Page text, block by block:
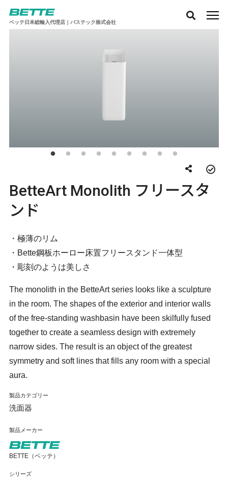
ベッテ日本総輸入代理店｜バステック株式会社
BetteArt Monolith フリースタ
ンド
・極薄のリム
・Bette鋼板ホーロー床置フリースタンド一体型
・彫刻のようは美しさ
The monolith in the BetteArt series looks like a sculpture
in the room. The shapes of the exterior and interior walls
of the free-standing washbasin have been skilfully fused
together to create a seamless design with extremely
narrow sides. The result is an object of the greatest
symmetry and soft lines that fills any room with a special
aura.
製品カテゴリー
洗面器
製品メーカー
BETTE（ベッテ）
シリーズ